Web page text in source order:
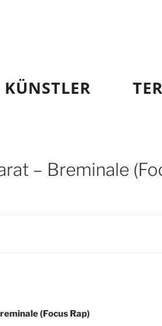
KÜNSTLER
– Breminale
(Focus Rap)